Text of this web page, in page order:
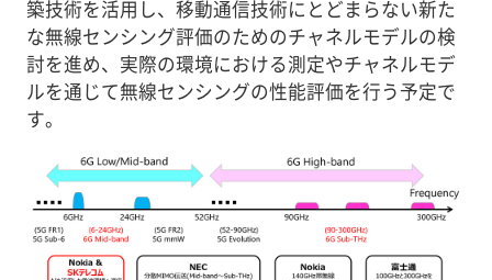
築技術を活用し、移動通信技術にとどまらない新た
な無線センシング評価のためのチャネルモデルの検
討を進め、実際の環境における測定やチャネルモデ
ルを通じて無線センシングの性能評価を行う予定で
す。